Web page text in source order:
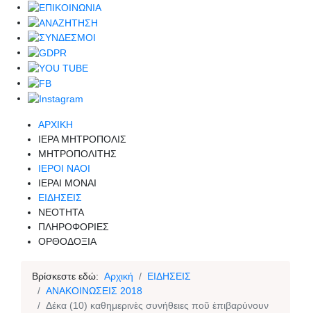
ΑΡΧΙΚΗ
ΙΕΡΑ ΜΗΤΡΟΠΟΛΙΣ
ΜΗΤΡΟΠΟΛΙΤΗΣ
ΙΕΡΟΙ ΝΑΟΙ
ΙΕΡΑΙ ΜΟΝΑΙ
ΕΙΔΗΣΕΙΣ
ΝΕΟΤΗΤΑ
ΠΛΗΡΟΦΟΡΙΕΣ
ΟΡΘΟΔΟΞΙΑ
Βρίσκεστε εδώ: Αρχική
ΕΙΔΗΣΕΙΣ
ΑΝΑΚΟΙΝΩΣΕΙΣ 2018
Δέκα (10) καθημερινὲς συνήθειες ποῦ ἐπιβαρύνουν